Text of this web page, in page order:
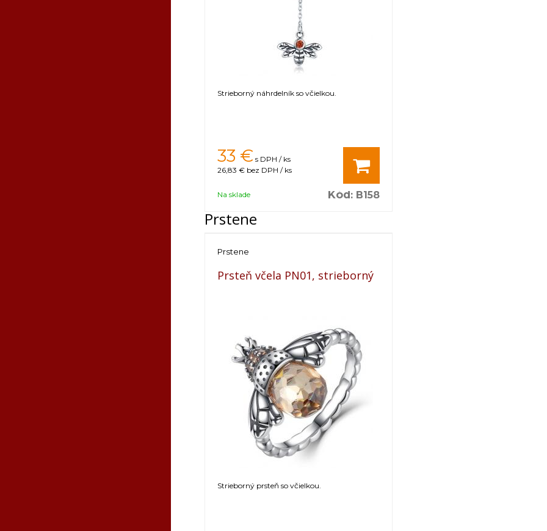
Strieborný náhrdelník so včielkou.
33 € s DPH / ks
26,83 € bez DPH / ks
Na sklade Kód: B158
Prstene
Prstene
Prsteň včela PN01, strieborný
Strieborný prsteň so včielkou.